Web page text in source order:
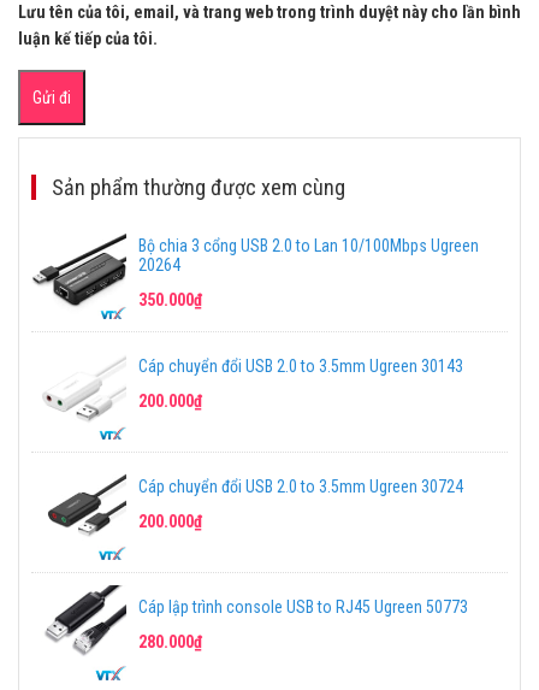
Lưu tên của tôi, email, và trang web trong trình duyệt này cho lần bình
luận kế tiếp của tôi.
Sản phẩm thường được xem cùng
Bộ chia 3 cổng USB 2.0 to Lan 10/100Mbps Ugreen
20264
350.000₫
Cáp chuyển đổi USB 2.0 to 3.5mm Ugreen 30143
200.000₫
Cáp chuyển đổi USB 2.0 to 3.5mm Ugreen 30724
200.000₫
Cáp lập trình console USB to RJ45 Ugreen 50773
280.000₫